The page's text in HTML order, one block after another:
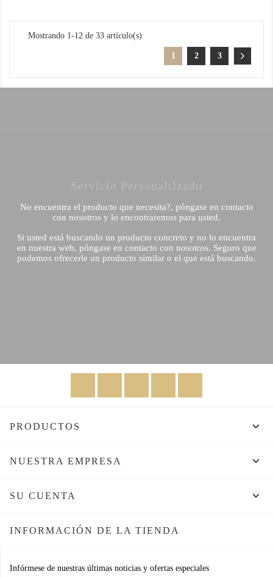
Mostrando 1-12 de 33 artículo(s)
1 2 3
No encuentra el producto que necesita?, póngase en contacto
con nosotros y lo encontraremos para usted.
Si usted está buscando un producto concreto y no lo encuentra
en nuestra web, póngase en contacto con nosotros. Seguro que
podemos ofrecerle un producto similar o el que está buscando.
PRODUCTOS 
NUESTRA EMPRESA 
SU CUENTA 
INFORMACIÓN DE LA TIENDA
Infórmese de nuestras últimas noticias y ofertas especiales